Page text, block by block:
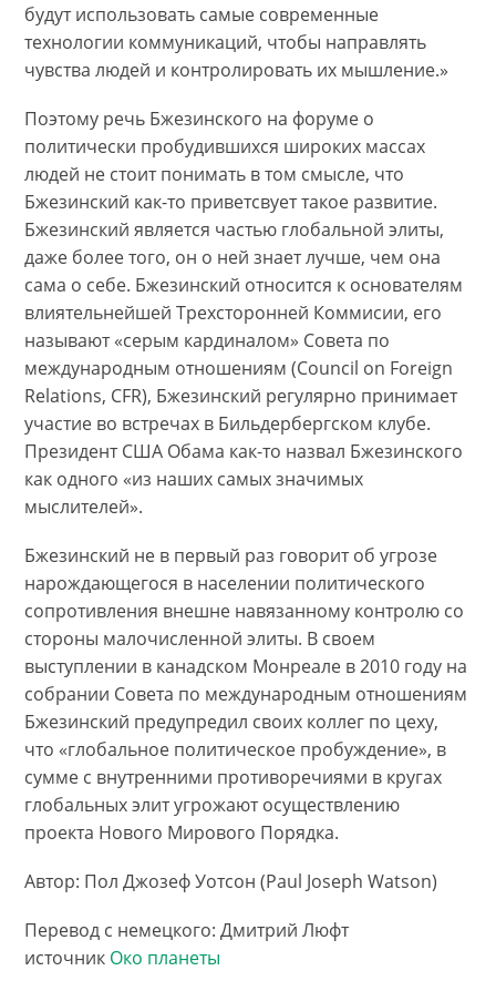
будут использовать самые современные
технологии коммуникаций, чтобы направлять
чувства людей и контролировать их мышление.»
Поэтому речь Бжезинского на форуме о
политически пробудившихся широких массах
людей не стоит понимать в том смысле, что
Бжезинский как-то приветсвует такое развитие.
Бжезинский является частью глобальной элиты,
даже более того, он о ней знает лучше, чем она
сама о себе. Бжезинский относится к основателям
влиятельнейшей Трехсторонней Коммисии, его
называют «серым кардиналом» Совета по
международным отношениям (Council on Foreign
Relations, CFR), Бжезинский регулярно принимает
участие во встречах в Бильдербергском клубе.
Президент США Обама как-то назвал Бжезинского
как одного «из наших самых значимых
мыслителей».
Бжезинский не в первый раз говорит об угрозе
нарождающегося в населении политического
сопротивления внешне навязанному контролю со
стороны малочисленной элиты. В своем
выступлении в канадском Монреале в 2010 году на
собрании Совета по международным отношениям
Бжезинский предупредил своих коллег по цеху,
что «глобальное политическое пробуждение», в
сумме с внутренними противоречиями в кругах
глобальных элит угрожают осуществлению
проекта Нового Мирового Порядка.
Автор: Пол Джозеф Уотсон (Paul Joseph Watson)
Перевод с немецкого: Дмитрий Люфт
источник Око планеты